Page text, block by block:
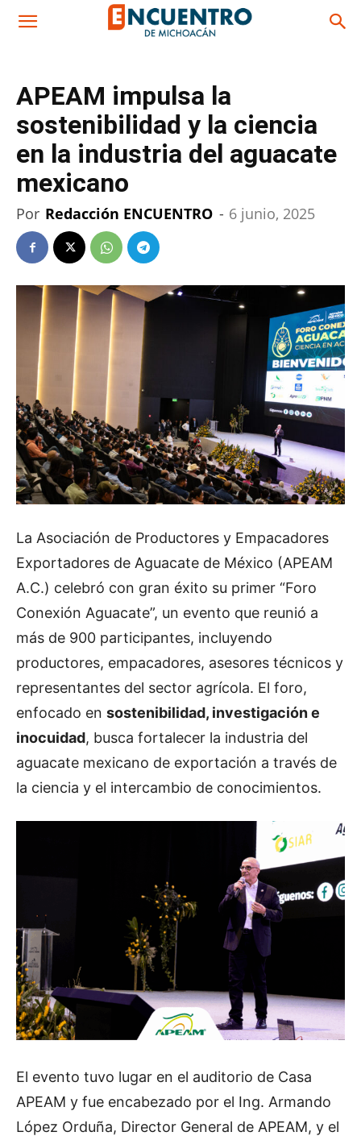
APEAM impulsa la
sostenibilidad y la ciencia
en la industria del aguacate
mexicano
Por Redacción ENCUENTRO - 6 junio, 2025
La Asociación de Productores y Empacadores
Exportadores de Aguacate de México (APEAM
A.C.) celebró con gran éxito su primer “Foro
Conexión Aguacate”, un evento que reunió a
más de 900 participantes, incluyendo
productores, empacadores, asesores técnicos y
representantes del sector agrícola. El foro,
enfocado en sostenibilidad, investigación e
inocuidad, busca fortalecer la industria del
aguacate mexicano de exportación a través de
la ciencia y el intercambio de conocimientos.
El evento tuvo lugar en el auditorio de Casa
APEAM y fue encabezado por el Ing. Armando
López Orduña, Director General de APEAM, y el